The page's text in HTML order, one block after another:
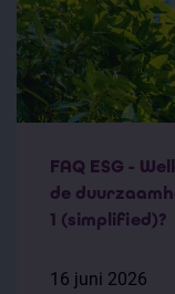
FAQ ESG -
de
1 (simplified)?
16 juni 2026